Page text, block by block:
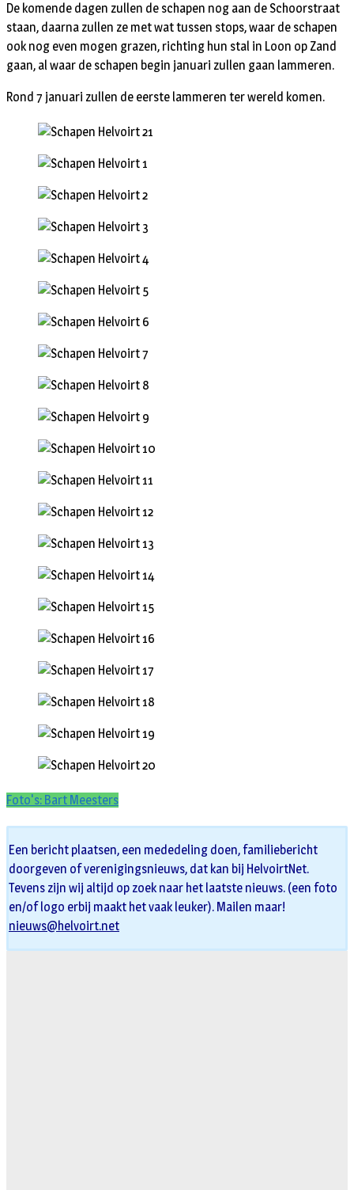
De komende dagen zullen de schapen nog aan de Schoorstraat
staan, daarna zullen ze met wat tussen stops, waar de schapen
ook nog even mogen grazen, richting hun stal in Loon op Zand
gaan, al waar de schapen begin januari zullen gaan lammeren.
Rond 7 januari zullen de eerste lammeren ter wereld komen.
Foto's: Bart Meesters
Een bericht plaatsen, een mededeling doen, familiebericht
doorgeven of verenigingsnieuws, dat kan bij HelvoirtNet.
Tevens zijn wij altijd op zoek naar het laatste nieuws. (een foto
en/of logo erbij maakt het vaak leuker). Mailen maar!
nieuws@helvoirt.net